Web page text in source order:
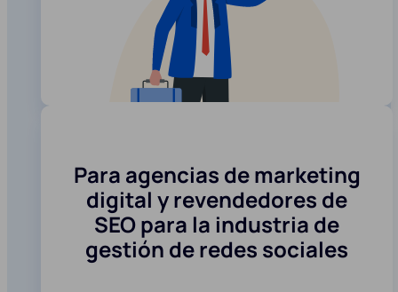
Para agencias de marketing
digital y revendedores de
SEO para la industria de
gestión de redes sociales